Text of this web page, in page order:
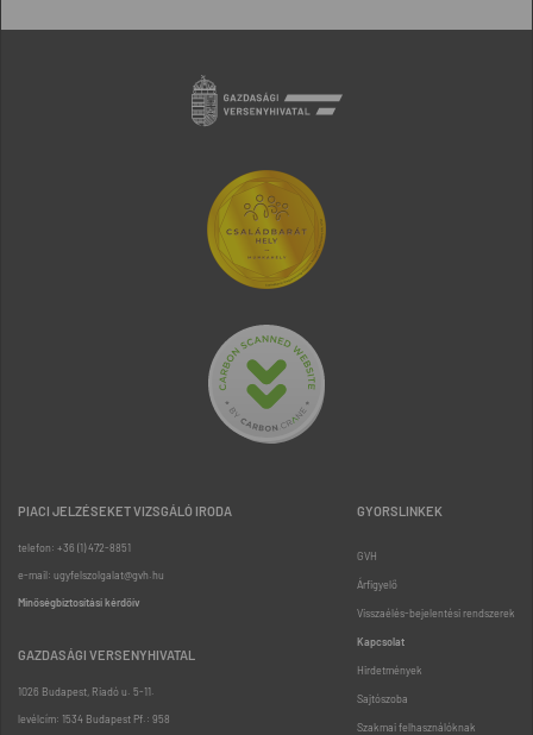
PIACI JELZÉSEKET VIZSGÁLÓ IRODA
telefon: +36 (1) 472-8851
e-mail: ugyfelszolgalat@gvh.hu
Minőségbiztosítási kérdőív
GAZDASÁGI VERSENYHIVATAL
1026 Budapest, Riadó u. 5-11.
levélcím: 1534 Budapest Pf.: 958
GYORSLINKEK
GVH
Árfigyelő
Visszaélés-bejelentési rendszerek
Kapcsolat
Hirdetmények
Sajtószoba
Szakmai felhasználóknak